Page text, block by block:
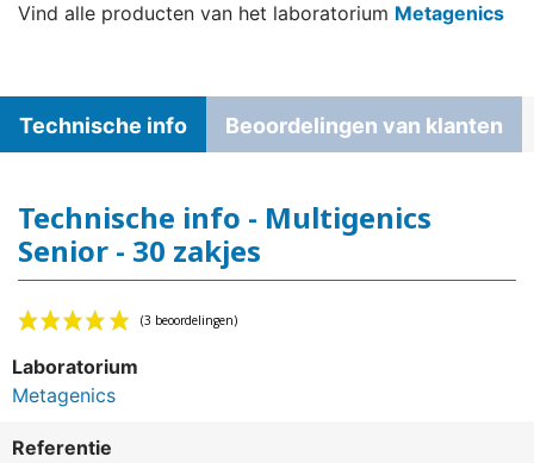
Vind alle producten van het laboratorium Metagenics
Technische info Beoordelingen van klanten
Technische info - Multigenics
Senior - 30 zakjes
Laboratorium
Metagenics
Referentie